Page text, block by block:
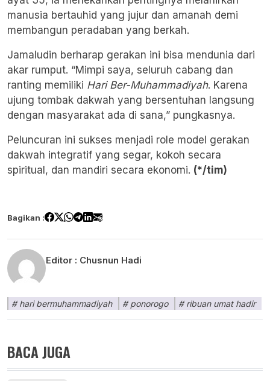
manusia bertauhid yang jujur dan amanah demi
membangun peradaban yang berkah.
Jamaludin berharap gerakan ini bisa mendunia dari
akar rumput. “Mimpi saya, seluruh cabang dan
ranting memiliki Hari Ber-Muhammadiyah. Karena
ujung tombak dakwah yang bersentuhan langsung
dengan masyarakat ada di sana,” pungkasnya.
Peluncuran ini sukses menjadi role model gerakan
dakwah integratif yang segar, kokoh secara
spiritual, dan mandiri secara ekonomi. (*/tim)
Bagikan :
Editor : Chusnun Hadi
hari bermuhammadiyah ponorogo ribuan umat hadir
BACA JUGA